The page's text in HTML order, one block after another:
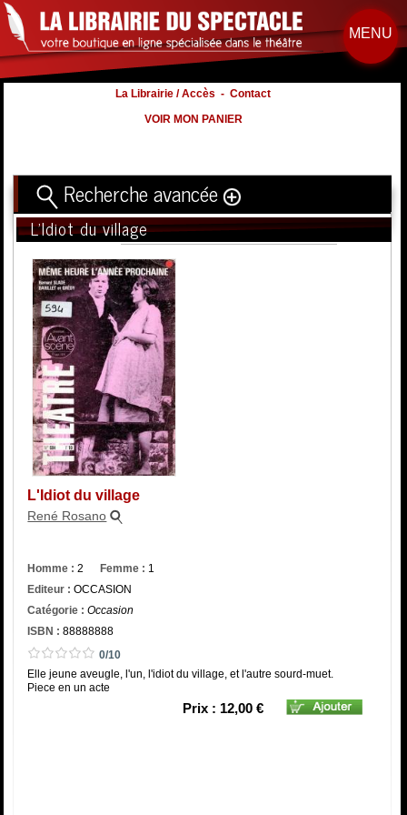
MENU
La Librairie / Accès -Contact
VOIR MON PANIER
Recherche avancée
Titre
Auteur
Éditeur
Distribution:
Nb. d'hommes :
Nb. Femmes
Nb. Enfants
à
Catégorie
L'Idiot du village
L'Idiot du village
René Rosano
Homme : 2 Femme : 1
Editeur : OCCASION
Catégorie : Occasion
ISBN : 88888888
0/10
Elle jeune aveugle, l'un, l'idiot du village, et l'autre sourd-muet.
Piece en un acte
Prix : 12,00 €